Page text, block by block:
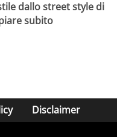
dallo street style di
subito
Disclaimer